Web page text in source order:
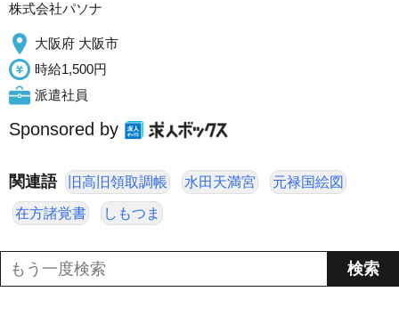
株式会社パソナ
大阪府 大阪市
時給1,500円
派遣社員
Sponsored by
関連語 旧高旧領取調帳 水田天満宮 元禄国絵図
在方諸覚書 しもつま